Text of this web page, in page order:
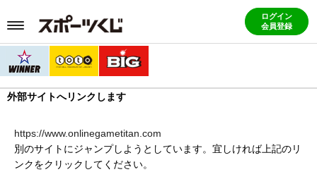
ログイン
会員登録
外部サイトへリンクします
https://www.onlinegametitan.com
別のサイトにジャンプしようとしています。宜しければ上記のリ
ンクをクリックしてください。